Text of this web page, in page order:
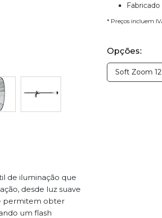
de iluminação que
desde luz suave
permitem obter
um flash
* Preços incluem
Opções:
Soft Zoom